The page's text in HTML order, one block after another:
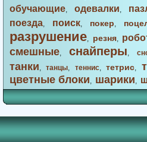
обучающие, одевалки,
поезда, поиск, покер,
разрушение, резня,
смешные, снайперы,
танки,танцы, теннис,тетрис,
цветные блоки, шарики,